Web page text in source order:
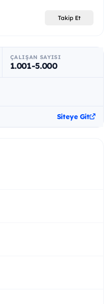
Takip Et
ÇALIŞAN SAYISI
1.001-5.000
Siteye Git